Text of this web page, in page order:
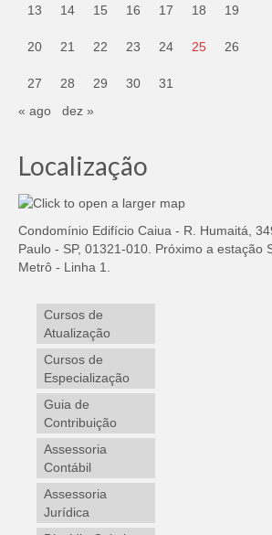
13 14 15 16 17 18 19
20 21 22 23 24 25 26
27 28 29 30
31
« ago
dez »
Localização
Condomínio Edifício Caiua - R. Humaitá,
Paulo - SP, 01321-010. Próximo a estação
Metrô - Linha 1.
Cursos de
Atualização
Cursos de
Especialização
Guia de
Contribuição
Assessoria
Contábil
Assessoria
Jurídica